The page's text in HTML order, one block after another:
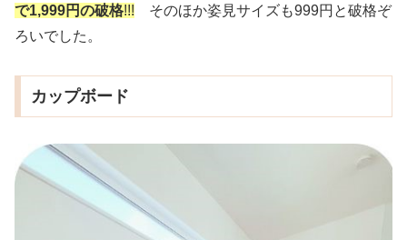
で1,999円の破格!!! そのほか姿見サイズも999円と破格ぞ
ろいでした。
カップボード